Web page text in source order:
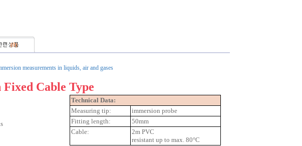
(0)
measurements in liquids, air and gases
Cable Type
Technical Data:
Measuring tip:
immersion probe
Fitting length:
50mm
Cable:
2m PVC
resistant up to max. 80°C